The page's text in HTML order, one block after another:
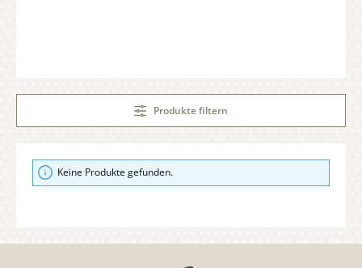
Produkte filtern
Keine Produkte gefunden.